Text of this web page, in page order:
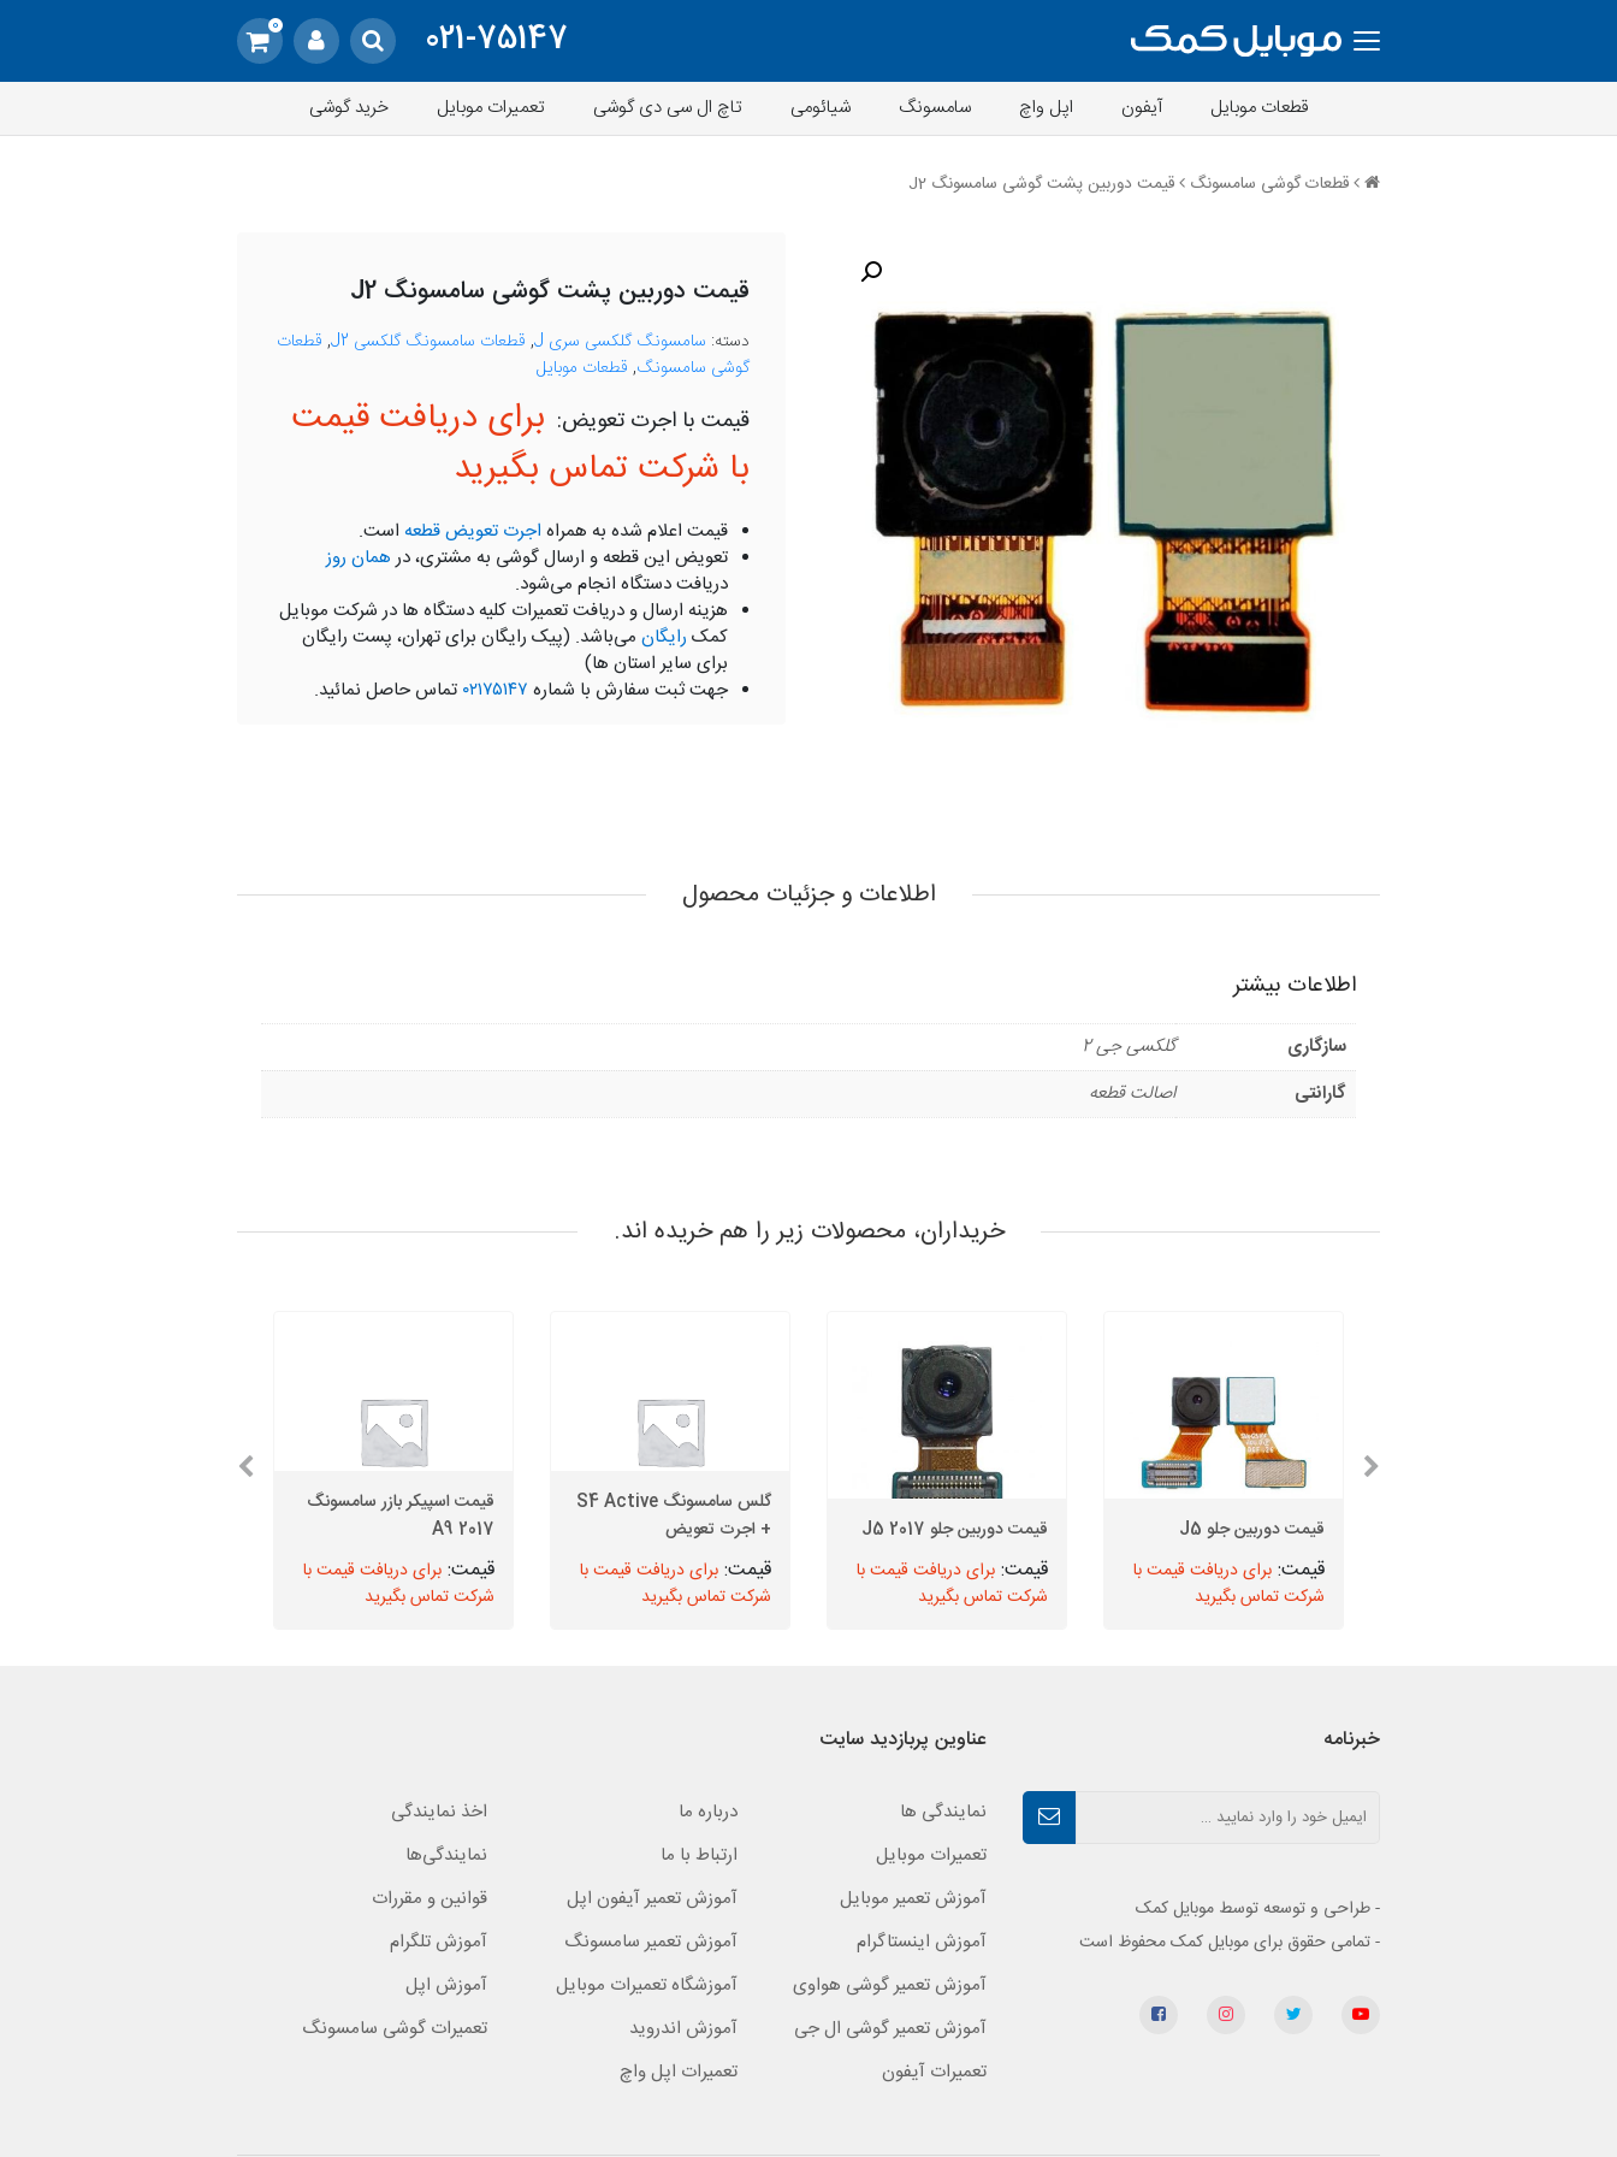
021-75147
0
قطعات موبایل آیفون اپل واچ سامسونگ شیائومی تاچ ال سی دی گوشی تعمیرات موبایل خرید گوشی
قطعات گوشی سامسونگ قیمت دوربین پشت گوشی سامسونگ J2
قیمت دوربین پشت گوشی سامسونگ J2
دسته: سامسونگ گلکسی سری J , قطعات سامسونگ گلکسی J2 , قطعات
گوشی سامسونگ, قطعات موبایل
برای دریافت قیمت
با شرکت تماس بگیرید
قیمت اعلام شده به همراه اجرت تعویض قطعه است.
تعویض این قطعه و ارسال گوشی به مشتری، درهمان روز
دریافت دستگاه انجام می‌شود.
هزینه ارسال و دریافت تعمیرات کلیه دستگاه ها در شرکت موبایل
کمک رایگان می‌باشد. (پیک رایگان برای تهران، پست رایگان
برای سایر استان ها)
جهت ثبت سفارش با شماره ۰۲۱۷۵۱۴۷ تماس حاصل نمائید.
اطلاعات و جزئیات محصول
اطلاعات بیشتر
سازگاری
گلکسی جی 2
گارانتی
اصالت قطعه
خریداران، محصولات زیر را هم خریده اند.
قیمت دوربین جلو J5
برای دریافت قیمت با
شرکت تماس بگیرید
قیمت دوربین جلو J5 2017
برای دریافت قیمت با
شرکت تماس بگیرید
گلس سامسونگ S4 Active
+ اجرت تعویض
برای دریافت قیمت با
شرکت تماس بگیرید
قیمت اسپیکر بازر سامسونگ
A9 2017
برای دریافت قیمت با
شرکت تماس بگیرید
خبرنامه
- طراحی و توسعه توسط موبایل کمک
- تمامی حقوق برای موبایل کمک محفوظ است
عناوین پربازدید سایت
نمایندگی ها درباره ما
اخذ نمایندگی
تعمیرات موبایل
ارتباط با ما
نمایندگی‌ها
آموزش تعمیر موبایل
آموزش تعمیر آیفون اپل
قوانین و مقررات
آموزش اینستاگرام
آموزش تعمیر سامسونگ
آموزش تلگرام
آموزش تعمیر گوشی هواوی
آموزشگاه تعمیرات موبایل
آموزش اپل
آموزش تعمیر گوشی ال جی
آموزش اندروید
تعمیرات گوشی سامسونگ
تعمیرات آیفون
تعمیرات اپل واچ